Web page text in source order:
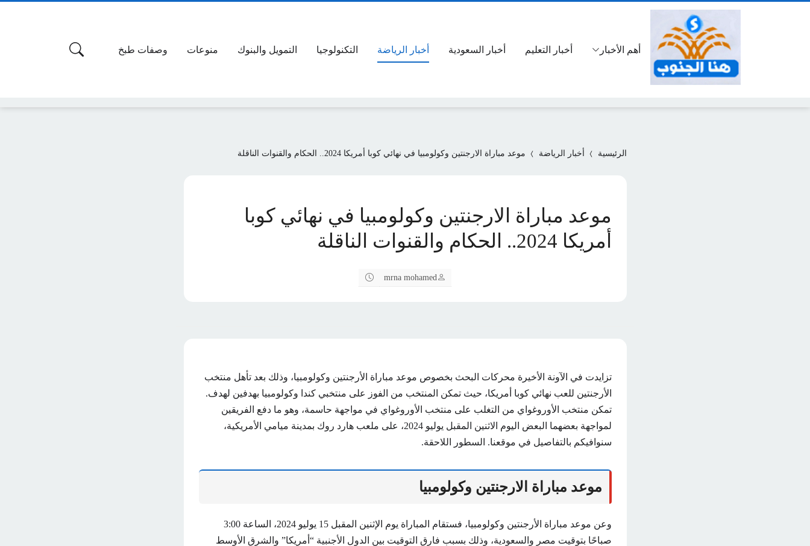
أهم الأخبار أخبار التعليم أخبار السعودية أخبار الرياضة التكنولوجيا التمويل والبنوك منوعات وصفات طبخ
الرئيسية أخبار الرياضة موعد مباراة الارجنتين وكولومبيا في نهائي كوبا أمريكا 2024.. الحكام والقنوات الناقلة
موعد مباراة الارجنتين وكولومبيا في نهائي كوبا
أمريكا 2024.. الحكام والقنوات الناقلة
mrna mohamed
تزايدت في الآونة الأخيرة محركات البحث بخصوص موعد مباراة الأرجنتين وكولومبيا، وذلك بعد تأهل منتخب
الأرجنتين للعب نهائي كوبا أمريكا، حيث تمكن المنتخب من الفوز على منتخبي كندا وكولومبيا بهدفين لهدف.
تمكن منتخب الأوروغواي من التغلب على منتخب الأوروغواي في مواجهة حاسمة، وهو ما دفع الفريقين
لمواجهة بعضهما البعض اليوم الاثنين المقبل يوليو 2024، على ملعب هارد روك بمدينة ميامي الأمريكية،
سنوافيكم بالتفاصيل في موقعنا. السطور اللاحقة.
موعد مباراة الارجنتين وكولومبيا
وعن موعد مباراة الأرجنتين وكولومبيا، فستقام المباراة يوم الإثنين المقبل 15 يوليو 2024، الساعة 3:00
صباحًا بتوقيت مصر والسعودية، وذلك بسبب فارق التوقيت بين الدول الأجنبية “أمريكا”​​ والشرق الأوسط